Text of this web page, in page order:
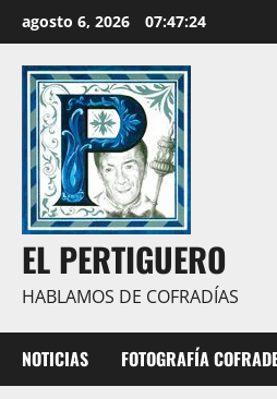
al
contenido
agosto 6, 2026 07:47:25
EL PERTIGUERO
HABLAMOS DE COFRADÍAS
NOTICIAS FOTOGRAFÍA